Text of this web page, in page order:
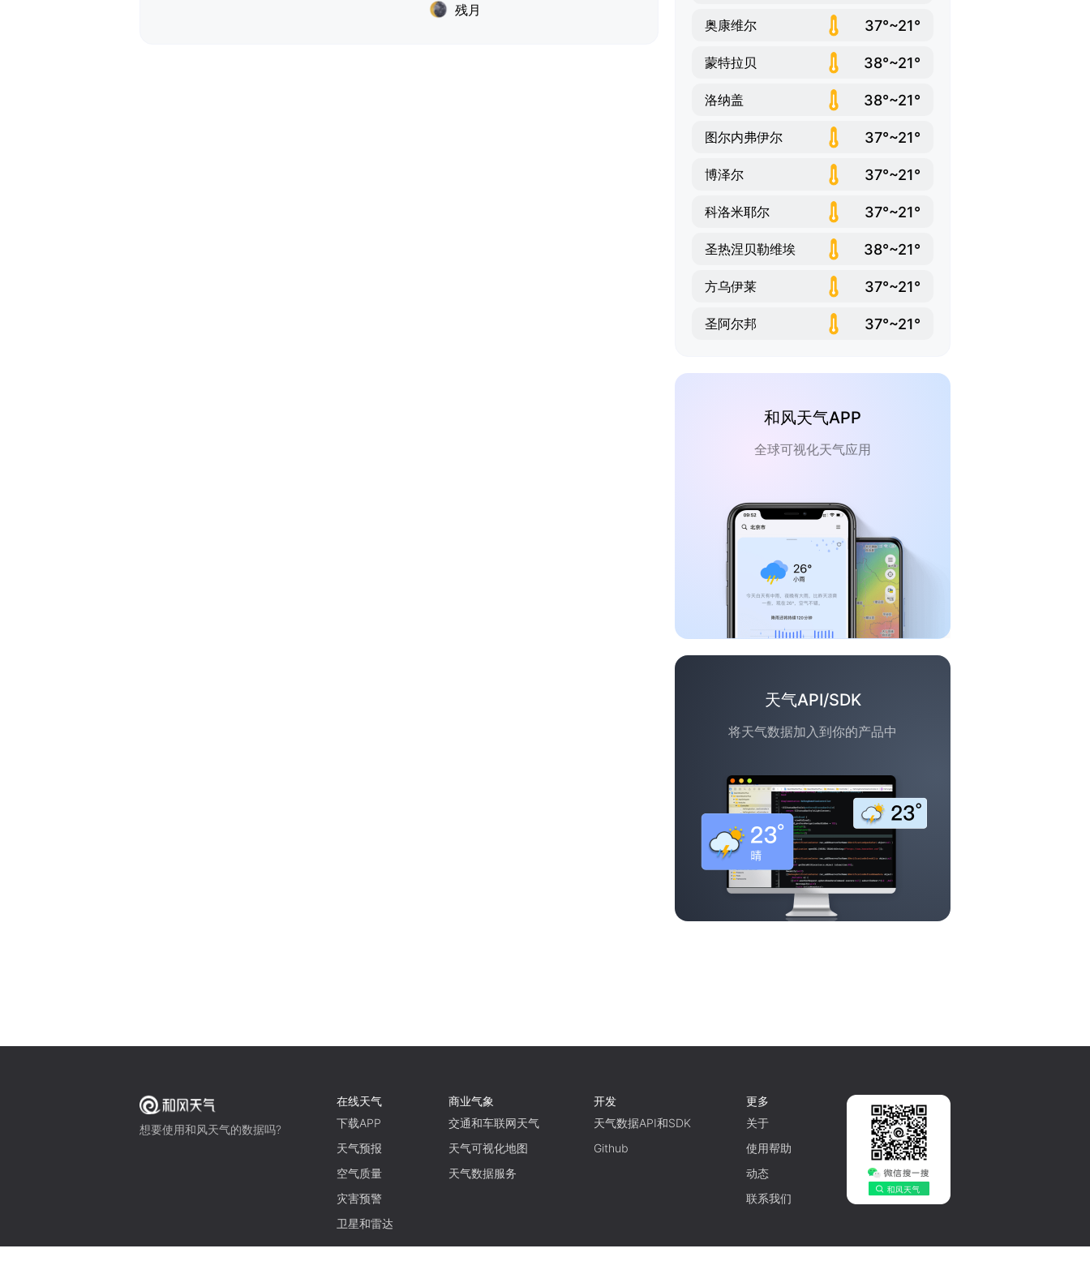
残月
奥康维尔 37°~21°
蒙特拉贝 38°~21°
洛纳盖 38°~21°
图尔内弗伊尔 37°~21°
博泽尔 37°~21°
科洛米耶尔 37°~21°
圣热涅贝勒维埃 38°~21°
方乌伊莱 37°~21°
圣阿尔邦 37°~21°
和风天气APP
全球可视化天气应用
天气API/SDK
将天气数据加入到你的产品中
想要使用和风天气的数据吗?
在线天气
下载APP
天气预报
空气质量
灾害预警
卫星和雷达
商业气象
交通和车联网天气
天气可视化地图
天气数据服务
开发
天气数据API和SDK
Github
更多
关于
使用帮助
动态
联系我们